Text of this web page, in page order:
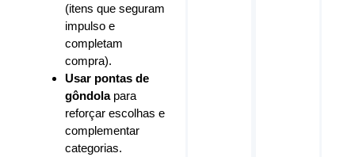
(itens que seguram
impulso e
completam
compra).
Usar pontas de
gôndolapara
reforçar escolhas e
complementar
categorias.